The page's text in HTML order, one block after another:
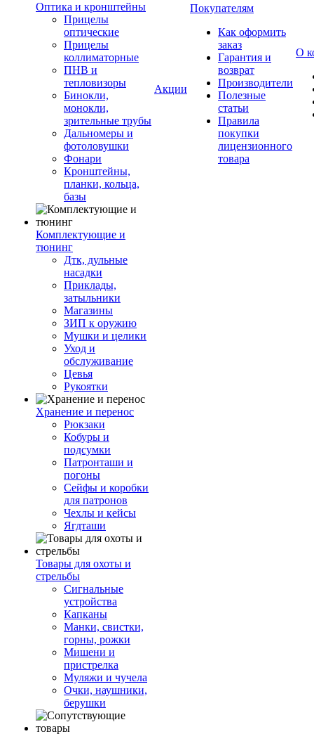
Оптика и кронштейны
Прицелы
оптические
Прицелы
коллиматорные
ПНВ и
тепловизоры
Бинокли,
монокли,
зрительные трубы
Дальномеры и
фотоловушки
Фонари
Кронштейны,
планки, кольца,
базы
Комплектующие и
тюнинг
Дтк, дульные
насадки
Приклады,
затыльники
Магазины
ЗИП к оружию
Мушки и целики
Уход и
обслуживание
Цевья
Рукоятки
Хранение и перенос
Рюкзаки
Кобуры и
подсумки
Патронташи и
погоны
Сейфы и коробки
для патронов
Чехлы и кейсы
Ягдташи
Товары для охоты и
стрельбы
Сигнальные
устройства
Капканы
Манки, свистки,
горны, рожки
Мишени и
пристрелка
Муляжи и чучела
Очки, наушники,
берушки
Акции
Покупателям
Как оформить
заказ
Гарантия и
возврат
Производители
Полезные
статьи
Правила
покупки
лицензионного
товара
О